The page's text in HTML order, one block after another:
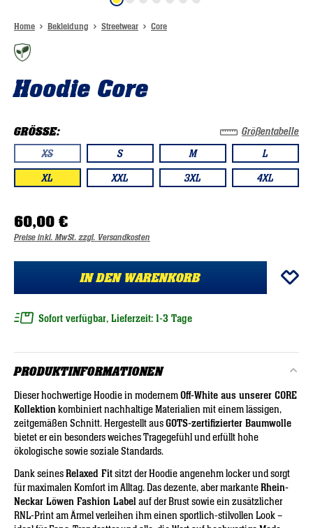
Home Bekleidung Streetwear Core
Hoodie Core
GRÖSSE: Größentabelle
XS(DIESE OPTION IST ZURZEIT NICHT VERFÜGBAR.)
S M L
XL XXL 3XL 4XL
60,00 €
Preise inkl. MwSt. zzgl. Versandkosten
IN DEN WARENKORB
Sofort verfügbar, Lieferzeit: 1-3 Tage
PRODUKTINFORMATIONEN
Dieser hochwertige Hoodie in modernem Off-White aus unserer CORE
Kollektion kombiniert nachhaltige Materialien mit einem lässigen,
zeitgemäßen Schnitt. Hergestellt aus GOTS-zertifizierter Baumwolle
bietet er ein besonders weiches Tragegefühl und erfüllt hohe
ökologische sowie soziale Standards.
Dank seines Relaxed Fit sitzt der Hoodie angenehm locker und sorgt
für maximalen Komfort im Alltag. Das dezente, aber markante Rhein-
Neckar Löwen Fashion Label auf der Brust sowie ein zusätzlicher
RNL-Print am Ärmel verleihen ihm einen sportlich-stilvollen Look –